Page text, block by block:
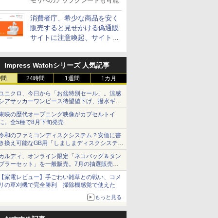
消費者庁、希少な商品を安く
販売すると見せかける偽通販
サイトに注意喚起、サイト名
Impress Watchシリーズ 人気記事
24時間 1週間 1カ月
ニクロ、今日から「お盆特別セール」。涼感
アサッカーワンピース待望値下げ、撥水ギア
ョーツは1990円に
映の歴代オープニング映像がカプセルトイ
。全5種で8月下旬発売
和のファミコンディスクシステム？安価に書
換え可能なGB用「しましまディスクシステ
」
ルディ、オンライン限定「ネコバッグ＆タン
ラーセット」を一般販売。7月の抽選販売の
選無効分
家電レビュー】手ごわい雑草との戦い、コメ
の草刈機で完全勝利 掃除機感覚で使えた
もっと見る